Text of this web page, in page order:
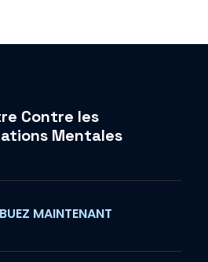
Contre les
Mentales
MAINTENANT